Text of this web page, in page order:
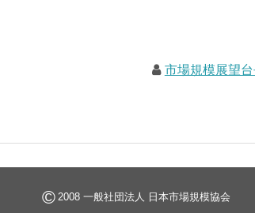
市場規模展望
© 2008 一般社団法人 日本市場規模協会